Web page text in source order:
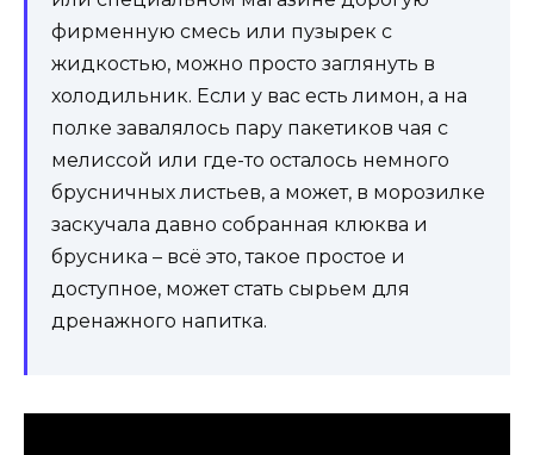
фирменную смесь или пузырек с
жидкостью, можно просто заглянуть в
холодильник. Если у вас есть лимон, а на
полке завалялось пару пакетиков чая с
мелиссой или где-то осталось немного
брусничных листьев, а может, в морозилке
заскучала давно собранная клюква и
брусника – всё это, такое простое и
доступное, может стать сырьем для
дренажного напитка.